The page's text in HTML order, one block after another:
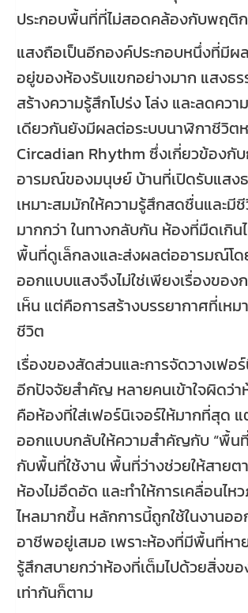
ประกอบพื้นที่ที่ไม่สอดคล้องกับพฤติ
แสงถือเป็นอีกองค์ประกอบหนึ่งที่มีผ
อยู่ของห้องรับแขกอย่างมาก แสงธ
สร้างความรู้สึกโปร่ง โล่ง และลดคว
เดียวกันยังมีผลต่อระบบนาฬิกาชีวิต
Circadian Rhythm ซึ่งเกี่ยวข้องกั
อารมณ์ของมนุษย์ บ้านที่เปิดรับแสง
เหมาะสมมักให้ความรู้สึกสดชื่นและมี
มากกว่า ในทางกลับกัน ห้องที่มืดเกิน
พื้นที่ดูเล็กลงและส่งผลต่ออารมณ์โด
ออกแบบแสงจึงไม่ใช่เพียงเรื่องของ
เห็น แต่คือการสร้างบรรยากาศที่เหม
ชีวิต
เรื่องของสัดส่วนและการจัดวางเฟอ
อีกปัจจัยสำคัญ หลายคนเข้าใจผิดว่
คือห้องที่ใส่เฟอร์นิเจอร์ให้มากที่สุด
ออกแบบกลับให้ความสำคัญกับ “พื้น
กับพื้นที่ใช้งาน พื้นที่ว่างช่วยให้สายต
ห้องไม่อึดอัด และทำให้การเคลื่อนไห
ไหลมากขึ้น หลักการนี้ถูกใช้ในงานอ
อาชีพอยู่เสมอ เพราะห้องที่มีพื้นที่หาย
รู้สึกสบายกว่าห้องที่เต็มไปด้วยสิ่งข
เท่ากันก็ตาม